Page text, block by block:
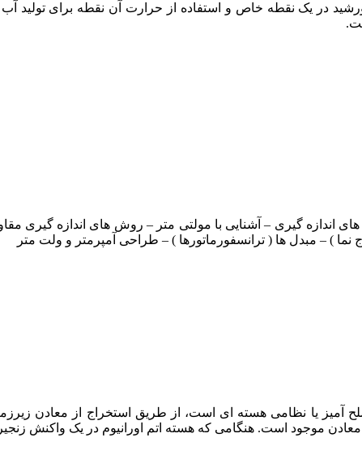
در یک نقطه خاص و استفاده از حرارت آن نقطه برای
) – مبدل ها ( ترانسفورماتورها ) – طراحی آمپرمتر و ولت متر
صلح آمیز یا نظامی هسته ای است، از طریق استخراج از معادن
موجود است. هنگامی که هسته اتم اورانیوم در یک واکنش